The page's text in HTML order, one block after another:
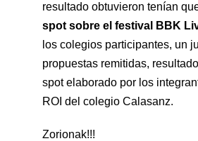
resultado obtuvieron tenían
spot sobre el festival BBK
los colegios participantes, un
propuestas remitidas,
spot elaborado por los
ROI del colegio Calasanz.
Zorionak!!!